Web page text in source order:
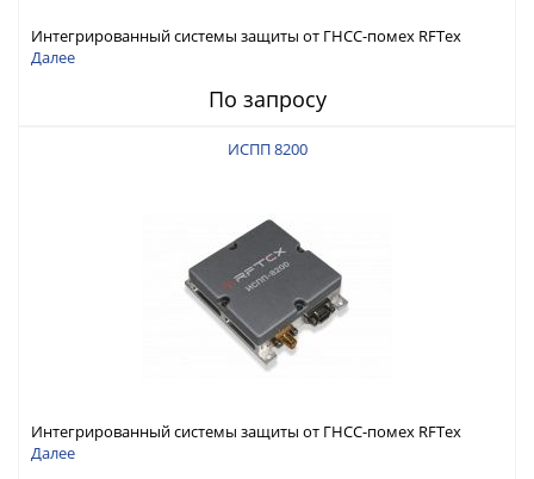
Интегрированный системы защиты от ГНСС-помех RFТех
ИСПП 8300
Далее
По запросу
ИСПП 8200
Интегрированный системы защиты от ГНСС-помех RFТех
ИСПП 8200
Далее